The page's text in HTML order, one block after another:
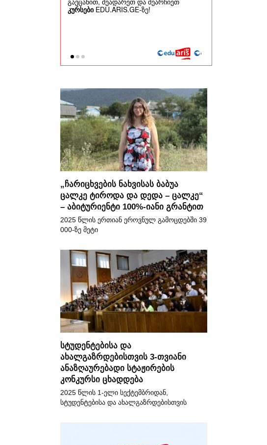
„ჩარიცხვების ნახვისას ბაბუა
ცალკე ტიროდა და დედა – ცალკე“
– აბიტურიენტი 100%-იანი გრანტით
2025 წლის ერთიან ეროვნულ გამოცდებში 39
000-ზე მეტი
სტუდენტებისა და
ახალგაზრდებისთვის 3-თვიანი
ანაზღაურებადი სტაჟირების
კონკურსი ცხადდება
2025 წლის 1-ელი სექტემბრიდან,
სტუდენტებისა და ახალგაზრდებისთვის